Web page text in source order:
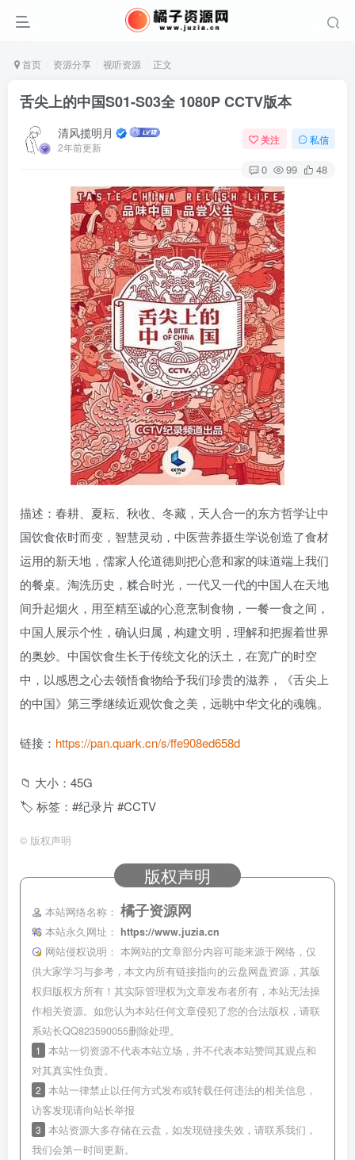
首页 资源分享 视听资源 正文
舌尖上的中国S01-S03全 1080P CCTV版本
清风揽明月
2年前更新
关注 私信
0 99 48
描述：春耕、夏耘、秋收、冬藏，天人合一的东方哲学让中
国饮食依时而变，智慧灵动，中医营养摄生学说创造了食材
运用的新天地，儒家人伦道德则把心意和家的味道端上我们
的餐桌。淘洗历史，糅合时光，一代又一代的中国人在天地
间升起烟火，用至精至诚的心意烹制食物，一餐一食之间，
中国人展示个性，确认归属，构建文明，理解和把握着世界
的奥妙。中国饮食生长于传统文化的沃土，在宽广的时空
中，以感恩之心去领悟食物给予我们珍贵的滋养，《舌尖上
的中国》第三季继续近观饮食之美，远眺中华文化的魂魄。
链接： https://pan.quark.cn/s/ffe908ed658d
📁 大小：45G
🏷 标签：#纪录片 #CCTV
© 版权声明
版权声明
本站网络名称： 橘子资源网
本站永久网址：
https://www.juzia.cn
网站侵权说明： 本网站的文章部分内容可能来源于网络，仅
供大家学习与参考，本文内所有链接指向的云盘网盘资源，其版
权归版权方所有！其实际管理权为文章发布者所有，本站无法操
作相关资源。如您认为本站任何文章侵犯了您的合法版权，请联
系站长QQ823590055删除处理。
1
本站一切资源不代表本站立场，并不代表本站赞同其观点和
对其真实性负责。
2 本站一律禁止以任何方式发布或转载任何违法的相关信息，
访客发现请向站长举报
3 本站资源大多存储在云盘，如发现链接失效，请联系我们，
我们会第一时间更新。